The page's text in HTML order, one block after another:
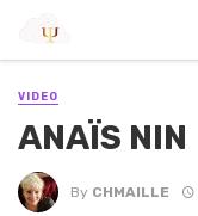
VIDEO
ANAÏS NIN
By CHMAILLE